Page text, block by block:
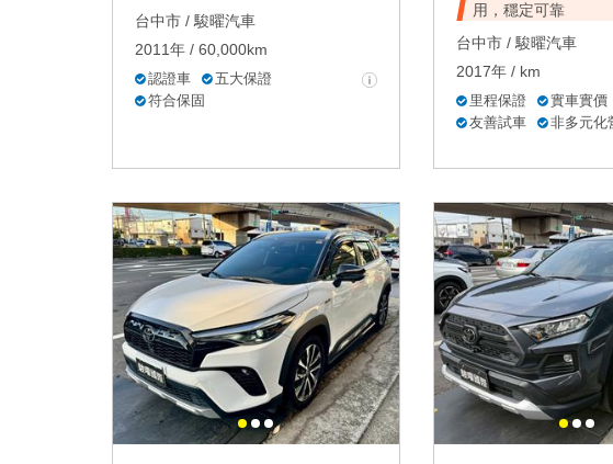
台中市 / 駿曜汽車
2011年 / 60,000km
認證車
五大保證
符合保固
用，穩定可靠
台中市 / 駿曜汽車
2017年 / km
里程保證
實車實價
友善試車
非多元化